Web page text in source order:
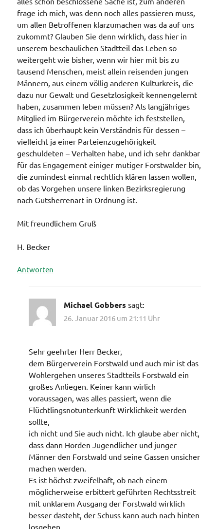
frage ich mich, was denn noch alles passieren muss,
um allen Betroffenen klarzumachen was da auf uns
zukommt? Glauben Sie denn wirklich, dass hier in
unserem beschaulichen Stadtteil das Leben so
weitergeht wie bisher, wenn wir hier mit bis zu
tausend Menschen, meist allein reisenden jungen
Männern, aus einem völlig anderen Kulturkreis, die
dazu nur Gewalt und Gesetzlosigkeit kennengelernt
haben, zusammen leben müssen? Als langjähriges
Mitglied im Bürgerverein möchte ich feststellen,
dass ich überhaupt kein Verständnis für dessen –
vielleicht ja einer Parteienzugehörigkeit
geschuldeten – Verhalten habe, und ich sehr dankbar
für das Engagement einiger mutiger Forstwalder bin,
die zumindest einmal rechtlich klären lassen wollen,
ob das Vorgehen unsere linken Bezirksregierung
nach Gutsherrenart in Ordnung ist.
Mit freundlichem Gruß
H. Becker
Antworten
Michael Gobbers sagt:
26. Januar 2016 um 21:11 Uhr
Sehr geehrter Herr Becker,
dem Bürgerverein Forstwald und auch mir ist das
Wohlergehen unseres Stadtteils Forstwald ein
großes Anliegen. Keiner kann wirlich
voraussagen, was alles passiert, wenn die
Flüchtlingsnotunterkunft Wirklichkeit werden
sollte,
ich nicht und Sie auch nicht. Ich glaube aber nicht,
dass dann Horden Jugendlicher und junger
Männer den Forstwald und seine Gassen unsicher
machen werden.
Es ist höchst zweifelhaft, ob nach einem
möglicherweise erbittert geführten Rechtsstreit
mit unklarem Ausgang der Forstwald wirklich
besser dasteht, der Schuss kann auch nach hinten
losgehen.